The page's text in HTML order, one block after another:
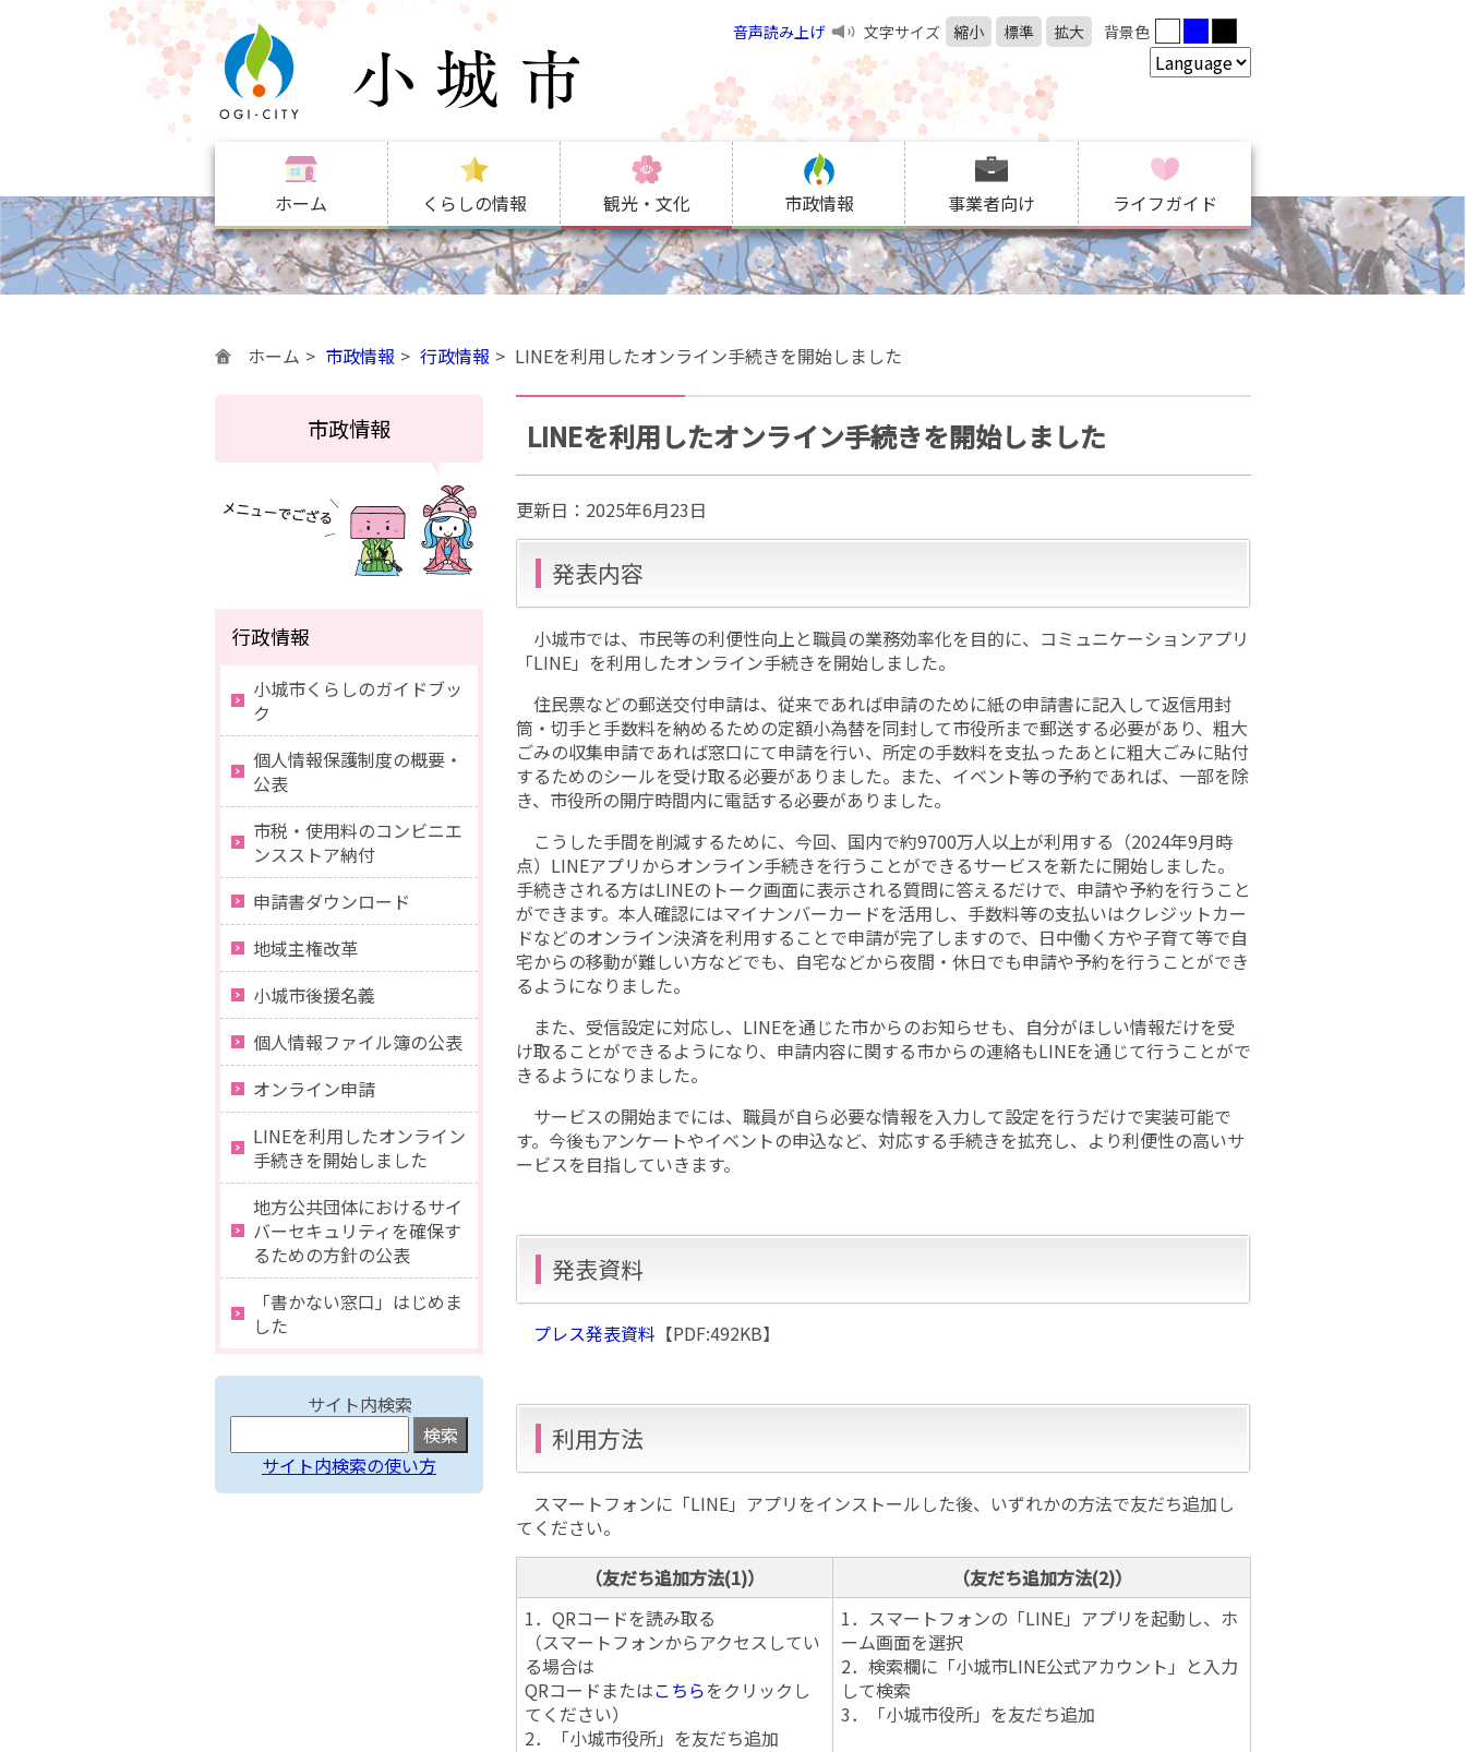
音声読み上げ 文字サイズ 縮小 標準 拡大 背景色
ホーム くらしの情報 観光・文化 市政情報 事業者向け ライフガイド
ホーム 市政情報 行政情報 LINEを利用したオンライン手続きを開始しました
LINEを利用したオンライン手続きを開始しました
更新日： 2025年6月23日
発表内容
小城市では、市民等の利便性向上と職員の業務効率化を目的に、コミュニケーションアプリ
「LINE」を利用したオンライン手続きを開始しました。
住民票などの郵送交付申請は、従来であれば申請のために紙の申請書に記入して返信用封
筒・切手と手数料を納めるための定額小為替を同封して市役所まで郵送する必要があり、粗大
ごみの収集申請であれば窓口にて申請を行い、所定の手数料を支払ったあとに粗大ごみに貼付
するためのシールを受け取る必要がありました。また、イベント等の予約であれば、一部を除
き、市役所の開庁時間内に電話する必要がありました。
こうした手間を削減するために、今回、国内で約9700万人以上が利用する（2024年9月時
点）LINEアプリからオンライン手続きを行うことができるサービスを新たに開始しました。
手続きされる方はLINEのトーク画面に表示される質問に答えるだけで、申請や予約を行うこと
ができます。本人確認にはマイナンバーカードを活用し、手数料等の支払いはクレジットカー
ドなどのオンライン決済を利用することで申請が完了しますので、日中働く方や子育て等で自
宅からの移動が難しい方などでも、自宅などから夜間・休日でも申請や予約を行うことができ
るようになりました。
また、受信設定に対応し、LINEを通じた市からのお知らせも、自分がほしい情報だけを受
け取ることができるようになり、申請内容に関する市からの連絡もLINEを通じて行うことがで
きるようになりました。
サービスの開始までには、職員が自ら必要な情報を入力して設定を行うだけで実装可能で
す。今後もアンケートやイベントの申込など、対応する手続きを拡充し、より利便性の高いサ
ービスを目指していきます。
発表資料
プレス発表資料 【PDF:492KB】
利用方法
スマートフォンに「LINE」アプリをインストールした後、いずれかの方法で友だち追加し
てください。
（友だち追加方法(1)）
（友だち追加方法(2)）
1．QRコードを読み取る
（スマートフォンからアクセスしてい
る場合は
QRコードまたはこちらをクリックし
てください）
2．「小城市役所」を友だち追加
1．スマートフォンの「LINE」アプリを起動し、ホ
ーム画面を選択
2．検索欄に「小城市LINE公式アカウント」と入力
して検索
3．「小城市役所」を友だち追加
市政情報
行政情報
小城市くらしのガイドブッ
ク
個人情報保護制度の概要・
公表
市税・使用料のコンビニエ
ンスストア納付
申請書ダウンロード
地域主権改革
小城市後援名義
個人情報ファイル簿の公表
オンライン申請
LINEを利用したオンライン
手続きを開始しました
地方公共団体におけるサイ
バーセキュリティを確保す
るための方針の公表
「書かない窓口」はじめま
した
サイト内検索
サイト内検索の使い方